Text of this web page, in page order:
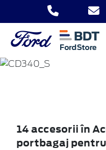
S-MAX
14 accesorii în
portbagaj